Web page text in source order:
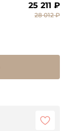
25 211 ₽
28 012 ₽